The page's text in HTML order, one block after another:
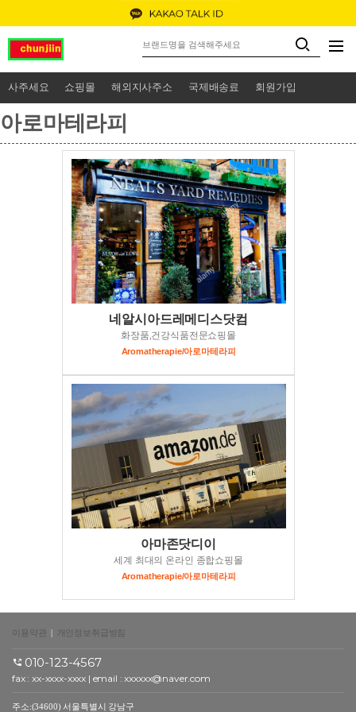
사주세요 쇼핑몰 해외지사주소 국제배송료 회원가입
아로마테라피
네알시아드레메디스닷컴
화장품,건강식품전문쇼핑몰
Aromatherapie/아로마테라피
아마존닷디이
세계 최대의 온라인 종합쇼핑몰
Aromatherapie/아로마테라피
이용약관 | 개인정보취급방침
010-123-4567
fax : xx-xxxx-xxxx | email : xxxxxx@naver.com
주소:(34600) 서울특별시 강남구